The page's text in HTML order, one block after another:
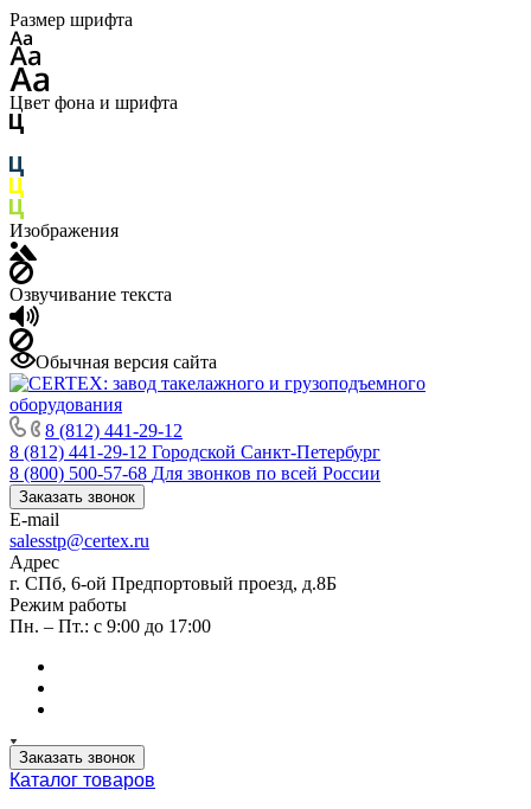
Размер шрифта
Цвет фона и шрифта
Изображения
Озвучивание текста
Обычная версия сайта
8 (812) 441-29-12
8 (812) 441-29-12 Городской Санкт-Петербург
8 (800) 500-57-68 Для звонков по всей России
Заказать звонок
E-mail
salesstp@certex.ru
Адрес
г. СПб, 6-ой Предпортовый проезд, д.8Б
Режим работы
Пн. – Пт.: с 9:00 до 17:00
Заказать звонок
Каталог товаров